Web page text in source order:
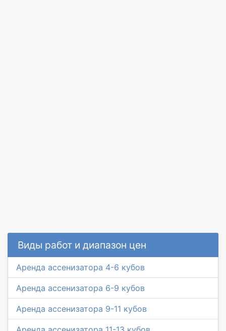
Виды работ и диапазон цен
Аренда ассенизатора 4-6 кубов
Аренда ассенизатора 6-9 кубов
Аренда ассенизатора 9-11 кубов